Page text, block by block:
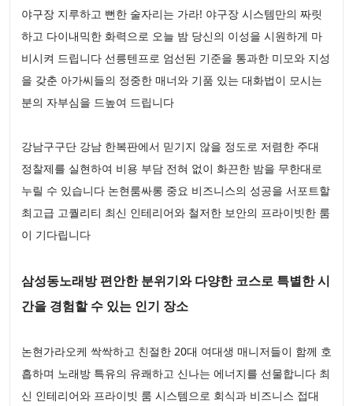
야구장 지루하고 뻔한 술자리는 가라! 야구장 시스템만의 짜릿
하고 다이내믹한 화력으로 오늘 밤 당신의 이성을 시원하게 마
비시켜 드립니다 선릉텐프로 엄선된 기준을 통과한 미모와 지성
을 갖춘 아가씨들의 정중한 매너와 기품 있는 대화법이 모시는
분의 자부심을 드높여 드립니다
강남구구단 강남 한복판에서 믿기지 않을 정도로 저렴한 주대
정찰제를 실현하여 비용 부담 전혀 없이 화끈한 밤을 무한대로
누릴 수 있습니다 논현룸싸롱 중요 비즈니스의 성공을 서포트할
최고급 고퀄리티 최신 인테리어와 철저한 보안의 프라이빗한 룸
이 기다립니다
삼성동노래방 편안한 분위기와 다양한 코스로 특별한 시
간을 경험할 수 있는 인기 장소
논현가라오케 싹싹하고 친절한 20대 여대생 매니저들이 함께 호
흡하며 노래방 특유의 유쾌하고 신나는 에너지를 선물합니다 최
신 인테리어와 프라이빗 룸 시스템으로 회식과 비즈니스 접대